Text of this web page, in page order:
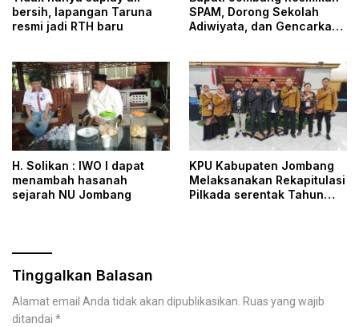
bersih, lapangan Taruna
resmi jadi RTH baru
SPAM, Dorong Sekolah
Adiwiyata, dan Gencarkan
H. Solikan : IWO I dapat
menambah hasanah
sejarah NU Jombang
KPU Kabupaten Jombang
Melaksanakan Rekapitulasi
Pilkada serentak Tahun
Tinggalkan Balasan
Alamat email Anda tidak akan dipublikasikan. Ruas yang wajib
ditandai *